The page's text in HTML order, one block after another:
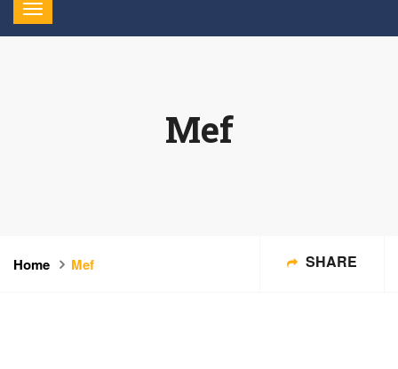
Mef
Home Mef SHARE